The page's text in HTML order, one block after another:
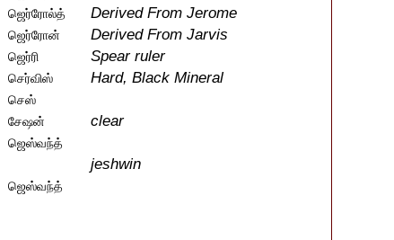
ஜெர்ரோல்த்
Derived From Jerome
ஜெர்ரோன்
Derived From Jarvis
ஜெர்ரி
Spear ruler
செர்விஸ்
Hard, Black Mineral
செஸ்
சேஷன்
clear
ஜெஸ்வந்த்
jeshwin
ஜெஸ்வந்த்